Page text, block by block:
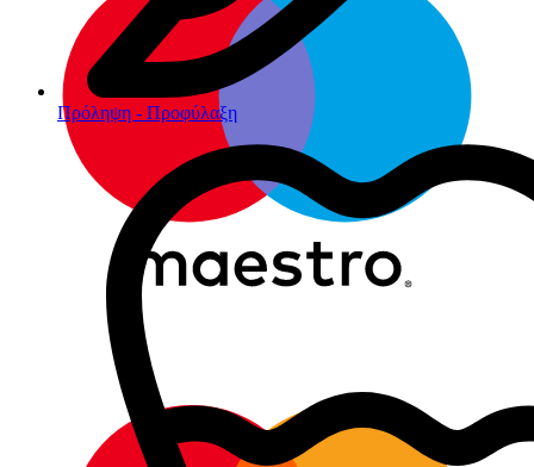
Πρόληψη - Προφύλαξη